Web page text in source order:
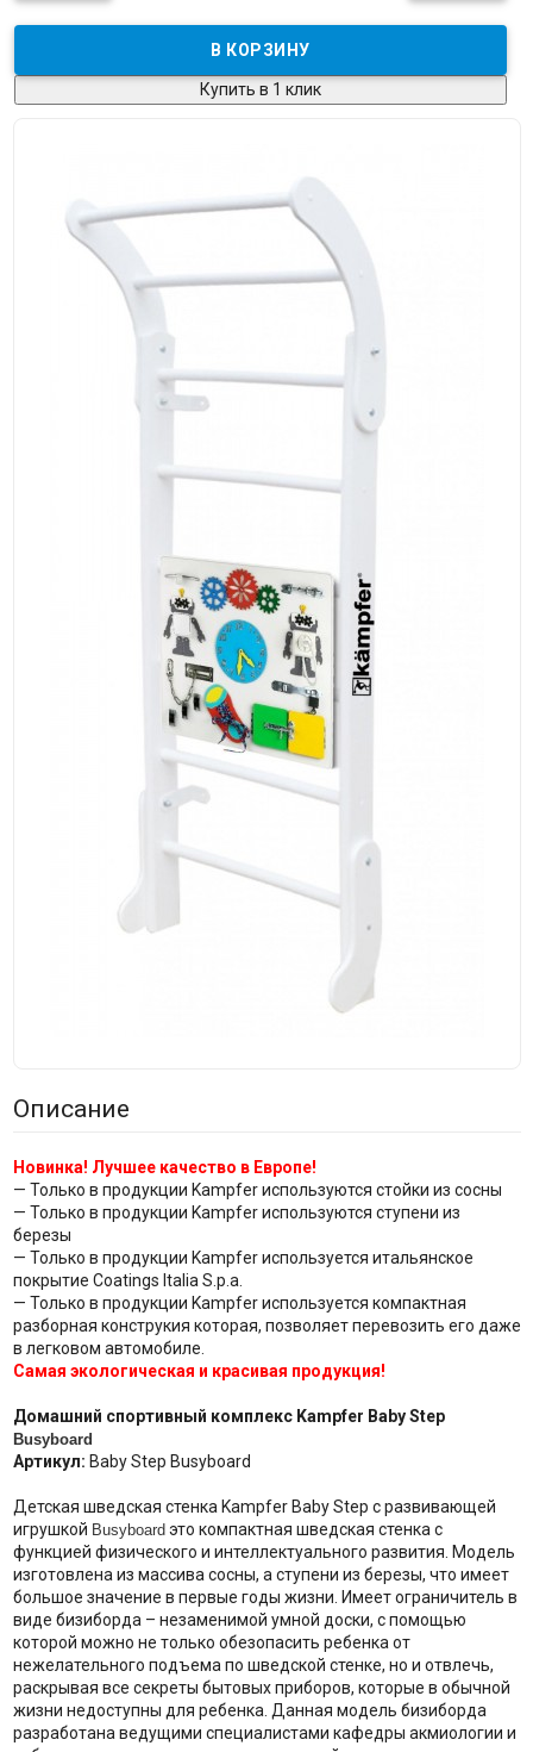
Купить в 1 клик
Описание
Новинка! Лучшее качество в Европе!
— Только в продукции Kampfer используются стойки из сосны
— Только в продукции Kampfer используются ступени из
березы
— Только в продукции Kampfer используется итальянское
покрытие Coatings Italia S.p.a.
— Только в продукции Kampfer используется компактная
разборная конструкия которая, позволяет перевозить его даже
в легковом автомобиле.
Самая экологическая и красивая продукция!
Домашний спортивный комплекс Kampfer Baby Step
Busyboard
Артикул: Baby Step Busyboard
Детская шведская стенка Kampfer Baby Step с развивающей
игрушкой Busyboardэто компактная шведская стенка с
функцией физического и интеллектуального развития. Модель
изготовлена из массива сосны, а ступени из березы, что имеет
большое значение в первые годы жизни. Имеет ограничитель в
виде бизиборда – незаменимой умной доски, с помощью
которой можно не только обезопасить ребенка от
нежелательного подъема по шведской стенке, но и отвлечь,
раскрывая все секреты бытовых приборов, которые в обычной
жизни недоступны для ребенка. Данная модель бизиборда
разработана ведущими специалистами кафедры акмиологии и